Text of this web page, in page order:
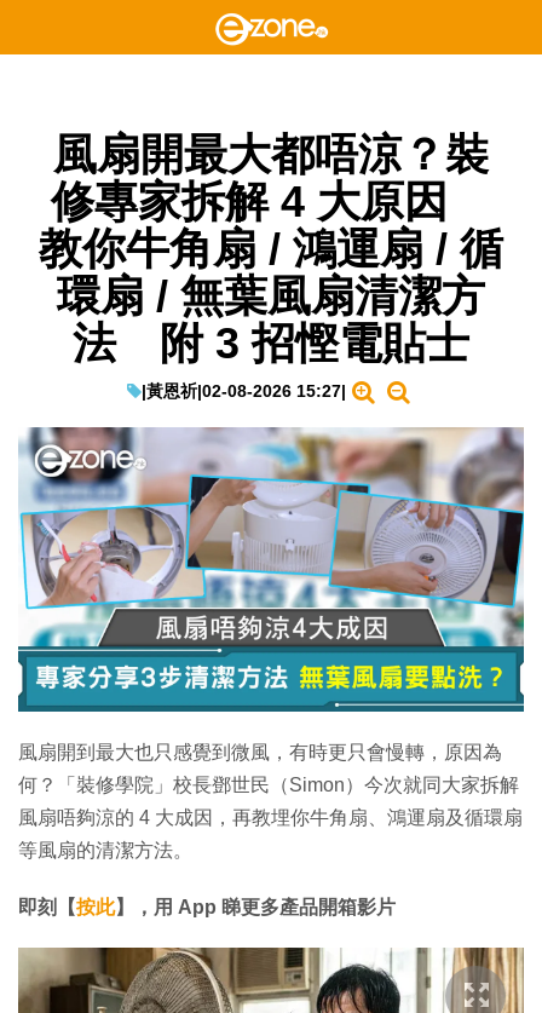
風扇開最大都唔涼？裝
修專家拆解 4 大原因
教你牛角扇 / 鴻運扇 / 循
環扇 / 無葉風扇清潔方
法 附 3 招慳電貼士
|黃恩祈|02-08-2026 15:27|
風扇開到最大也只感覺到微風，有時更只會慢轉，原因為
何？「裝修學院」校長鄧世民（Simon）今次就同大家拆解
風扇唔夠涼的 4 大成因，再教埋你牛角扇、鴻運扇及循環扇
等風扇的清潔方法。
即刻【按此】，用 App 睇更多產品開箱影片